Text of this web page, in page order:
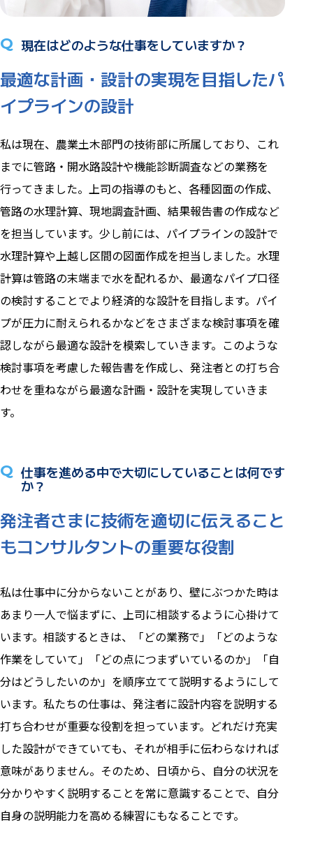
Q 現在はどのような仕事をしていますか？
最適な計画・設計の実現を目指したパ
イプラインの設計
私は現在、農業土木部門の技術部に所属しており、これ
までに管路・開水路設計や機能診断調査などの業務を
行ってきました。上司の指導のもと、各種図面の作成、
管路の水理計算、現地調査計画、結果報告書の作成など
を担当しています。少し前には、パイプラインの設計で
水理計算や上越し区間の図面作成を担当しました。水理
計算は管路の末端まで水を配れるか、最適なパイプ口径
の検討することでより経済的な設計を目指します。パイ
プが圧力に耐えられるかなどをさまざまな検討事項を確
認しながら最適な設計を模索していきます。このような
検討事項を考慮した報告書を作成し、発注者との打ち合
わせを重ねながら最適な計画・設計を実現していきま
す。
Q 仕事を進める中で大切にしていることは何です
か？
発注者さまに技術を適切に伝えること
もコンサルタントの重要な役割
私は仕事中に分からないことがあり、壁にぶつかた時は
あまり一人で悩まずに、上司に相談するように心掛けて
います。相談するときは、「どの業務で」「どのような
作業をしていて」「どの点につまずいているのか」「自
分はどうしたいのか」を順序立てて説明するようにして
います。私たちの仕事は、発注者に設計内容を説明する
打ち合わせが重要な役割を担っています。どれだけ充実
した設計ができていても、それが相手に伝わらなければ
意味がありません。そのため、日頃から、自分の状況を
分かりやすく説明することを常に意識することで、自分
自身の説明能力を高める練習にもなることです。